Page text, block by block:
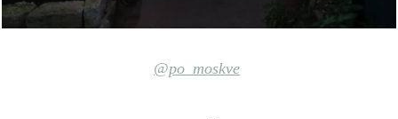
@po_moskve